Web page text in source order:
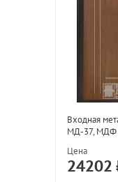
Входная
МД-37, МДФ
Цена
24202